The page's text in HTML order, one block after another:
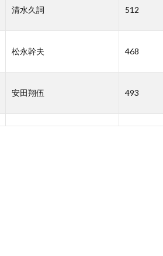
清水久詞 512
松永幹夫 468
安田翔伍 493